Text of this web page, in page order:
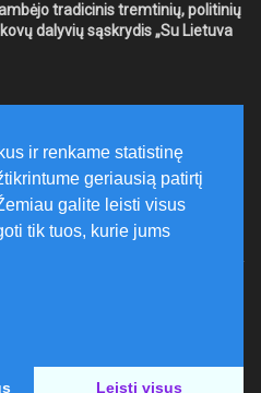
tradicinis tremtinių, politinių
dalyvių sąskrydis „Su Lietuva
taisyklių, tausoti aplinką
ir renkame statistinę
geriausią patirtį
galite leisti visus
tik tuos, kurie jums
Leisti visus